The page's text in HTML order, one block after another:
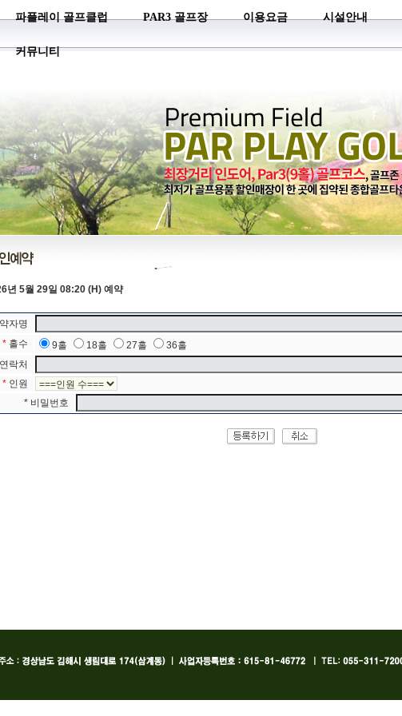
파플레이 골프클럽 PAR3 골프장 이용요금 시설안내
커뮤니티
년 5월 29일 08:20 (H) 예약
자명
* 홀수 9홀 18홀 27홀
36홀
락처
* 인원
* 비밀번호